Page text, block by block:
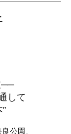
──
して
公園、